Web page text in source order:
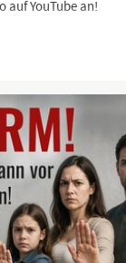
auf YouTube an!
Video geäußerten
die
ersetzen keine
und
garantiert